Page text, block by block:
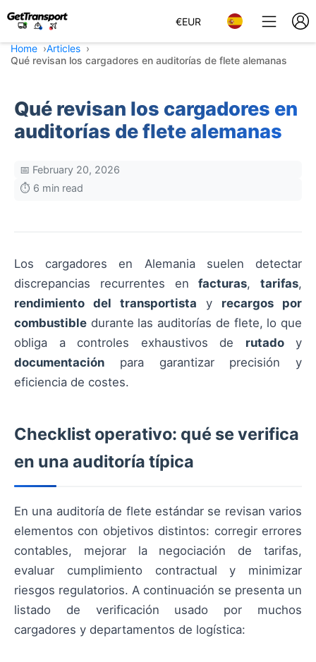
€EUR
Home
Articles
Qué revisan los cargadores en auditorías de flete alemanas
Qué revisan los cargadores en
auditorías de flete alemanas
📅 February 20, 2026
⏱️ 6 min read
Los cargadores en Alemania suelen detectar
discrepancias recurrentes enfacturas, tarifas,
rendimiento del transportista y recargos por
combustible durante las auditorías de flete, lo que
obliga a controles exhaustivos de rutadoy
documentación para garantizar precisión y
eficiencia de costes.
Checklist operativo: qué se verifica
en una auditoría típica
En una auditoría de flete estándar se revisan varios
elementos con objetivos distintos: corregir errores
contables, mejorar la negociación de tarifas,
evaluar cumplimiento contractual y minimizar
riesgos regulatorios. A continuación se presenta un
listado de verificación usado por muchos
cargadores y departamentos de logística: